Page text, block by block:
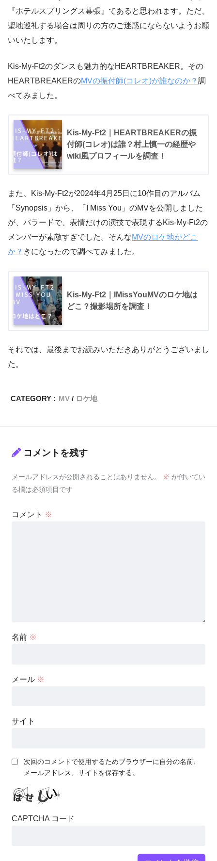
『ホテルスプリングス幕張』であると思われます。ただ、
聖地巡礼する場合は周りの方のご迷惑にならないようお願
いいたします。
Kis-My-Ft2のダンスも魅力的なHEARTBREAKER。その
HEARTBREAKERのMVの振付師(コレオ)が誰なのか？ 調
べてみました。
Kis-My-Ft2｜HEARTBREAKERの振
付師(コレオ)は誰？村上慎一の経歴や
wiki風プロフィールを調査！
また、Kis-My-Ft2が2024年4月25日に10作目のアルバム
「Synopsis」から、「I Miss You」のMVを公開しました
が、バラードで、表情だけの演技で表現するKis-My-Ft2の
メンバーが素敵すぎでした。そんなMVのロケ地がどこ
か？ きになったので調べてみました。
Kis-My-Ft2｜IMissYouMVのロケ地は
どこ？撮影場所を調査！
それでは、最後までお読みいただきありがとうございまし
た。
CATEGORY : MV ロケ地
コメントを残す
メールアドレスが公開されることはありません。 ※ が付いてい
る欄は必須項目です
コメント ※
名前 ※
メール ※
サイト
次回のコメントで使用するためブラウザーに自分の名前、
メールアドレス、サイトを保存する。
CAPTCHA コード